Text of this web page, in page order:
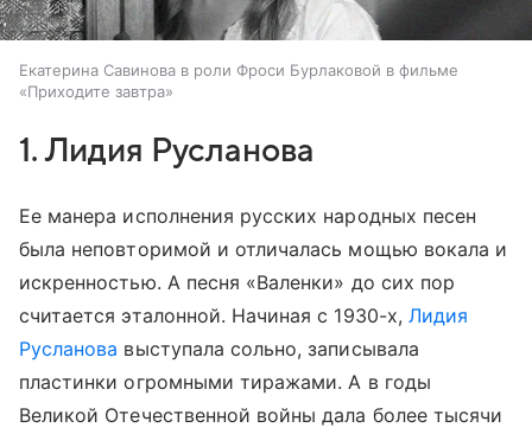
Екатерина Савинова в роли Фроси Бурлаковой в фильме
«Приходите завтра»
1. Лидия Русланова
Ее манера исполнения русских народных песен
была неповторимой и отличалась мощью вокала и
искренностью. А песня «Валенки» до сих пор
считается эталонной. Начиная с 1930-х, Лидия
Русланова выступала сольно, записывала
пластинки огромными тиражами. А в годы
Великой Отечественной войны дала более тысячи